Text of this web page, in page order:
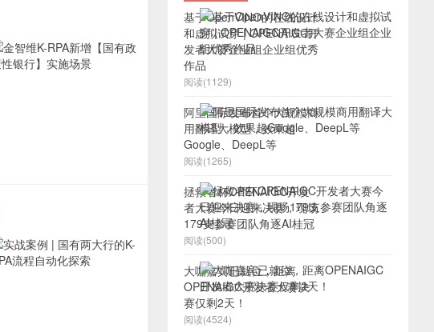
基于OpenVINO的在线设计
和虚拟试穿 | OPENAIGC开
发者大赛企业组企业组优秀
作品
阅读(1129)
阿里国际发布首个大规模商
用翻译大模型，效果超
Google、DeepL等
阅读(1265)
拯救者杯OPENAIGC开发
者大赛今日迎来决赛，现场
179支参赛团队角逐AI桂冠
阅读(500)
大咖嘉宾已就位，距离
OPENAIGC开发者大赛决
赛仅剩2天！
阅读(4524)